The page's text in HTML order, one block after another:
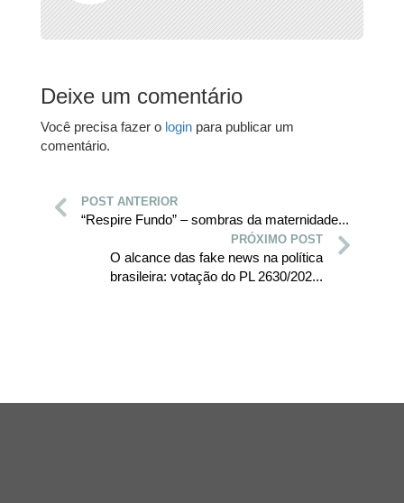
Deixe um comentário
Você precisa fazer o login para publicar um
comentário.
POST ANTERIOR
“Respire Fundo” – sombras da maternidade...
PRÓXIMO POST
O alcance das fake news na política
brasileira: votação do PL 2630/202...